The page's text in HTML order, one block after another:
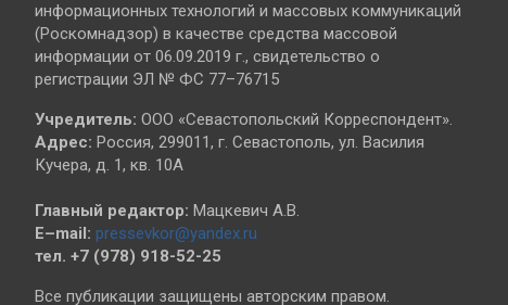
информационных технологий и массовых коммуникаций
(Роскомнадзор) в качестве средства массовой
информации от 06.09.2019 г., свидетельство о
регистрации ЭЛ № ФС 77–76715
Учредитель: ООО «Севастопольский Корреспондент».
Адрес: Россия, 299011, г. Севастополь, ул. Василия
Кучера, д. 1, кв. 10А
Главный редактор: Мацкевич А.В.
E–mail: pressevkor@yandex.ru
тел. +7 (978) 918-52-25
Все публикации защищены авторским правом.